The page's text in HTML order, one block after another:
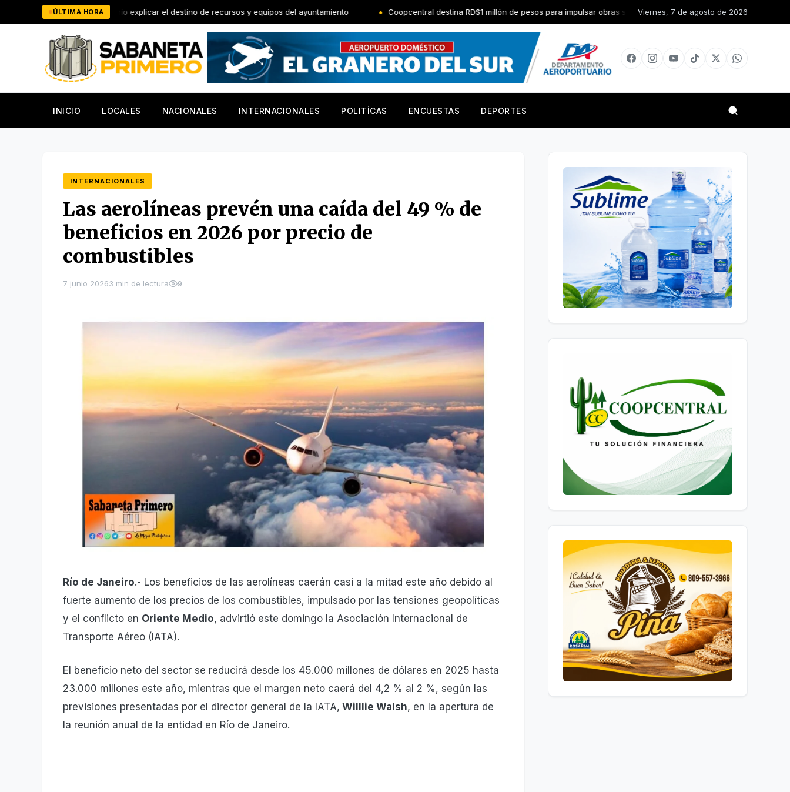
al
ÚLTIMA HORA
del Rosario explicar el destino de recursos y equipos del ayuntamiento Coopcentral destina RD$1 millón de pesos para impulsar obras sociales y de infraestructura en la Diócesis de San Juan de
Viernes, 7 de agosto de 2026
INICIO LOCALES NACIONALES INTERNACIONALES POLITÍCAS ENCUESTAS DEPORTES
INTERNACIONALES
Las aerolíneas prevén una caída del 49 % de
beneficios en 2026 por precio de
combustibles
7 junio 20263 min de lectura 9
Río de Janeiro.- Los beneficios de las aerolíneas caerán casi a la mitad este año debido al
fuerte aumento de los precios de los combustibles, impulsado por las tensiones geopolíticas
y el conflicto en Oriente Medio, advirtió este domingo la Asociación Internacional de
Transporte Aéreo (IATA).
El beneficio neto del sector se reducirá desde los 45.000 millones de dólares en 2025 hasta
23.000 millones este año, mientras que el margen neto caerá del 4,2 % al 2 %, según las
previsiones presentadas por el director general de la IATA, Willlie Walsh, en la apertura de
la reunión anual de la entidad en Río de Janeiro.